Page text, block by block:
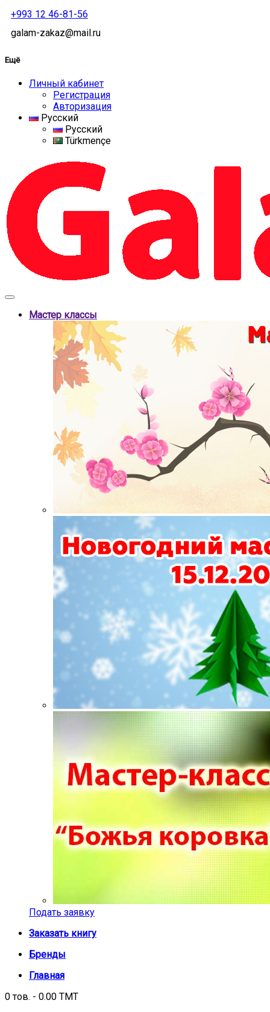
+993 12 46-81-56
galam-zakaz@mail.ru
Ещё
Личный кабинет
Регистрация
Авторизация
Русский
Русский
Türkmençe
Мастер классы
Подать заявку
Заказать книгу
Бренды
Главная
0 тов. - 0.00 TMT